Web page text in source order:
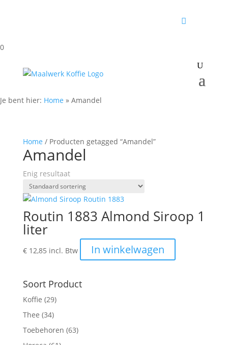
0
Je bent hier: Home » Amandel
Home / Producten getagged “Amandel”
Amandel
Enig resultaat
Routin 1883 Almond Siroop 1
liter
€12,85 incl. Btw In winkelwagen
Soort Product
Koffie (29)
Thee (34)
Toebehoren (63)